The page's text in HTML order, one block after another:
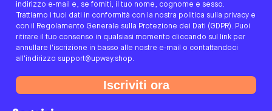
indirizzo e-mail e, se forniti, il tuo nome, cognome e sesso.
Trattiamo i tuoi dati in conformità con la nostra politica sulla privacy e
con il Regolamento Generale sulla Protezione dei Dati (GDPR). Puoi
ritirare il tuo consenso in qualsiasi momento cliccando sul link per
annullare l'iscrizione in basso alle nostre e-mail o contattandoci
all'indirizzo support@upway.shop.
Iscriviti ora